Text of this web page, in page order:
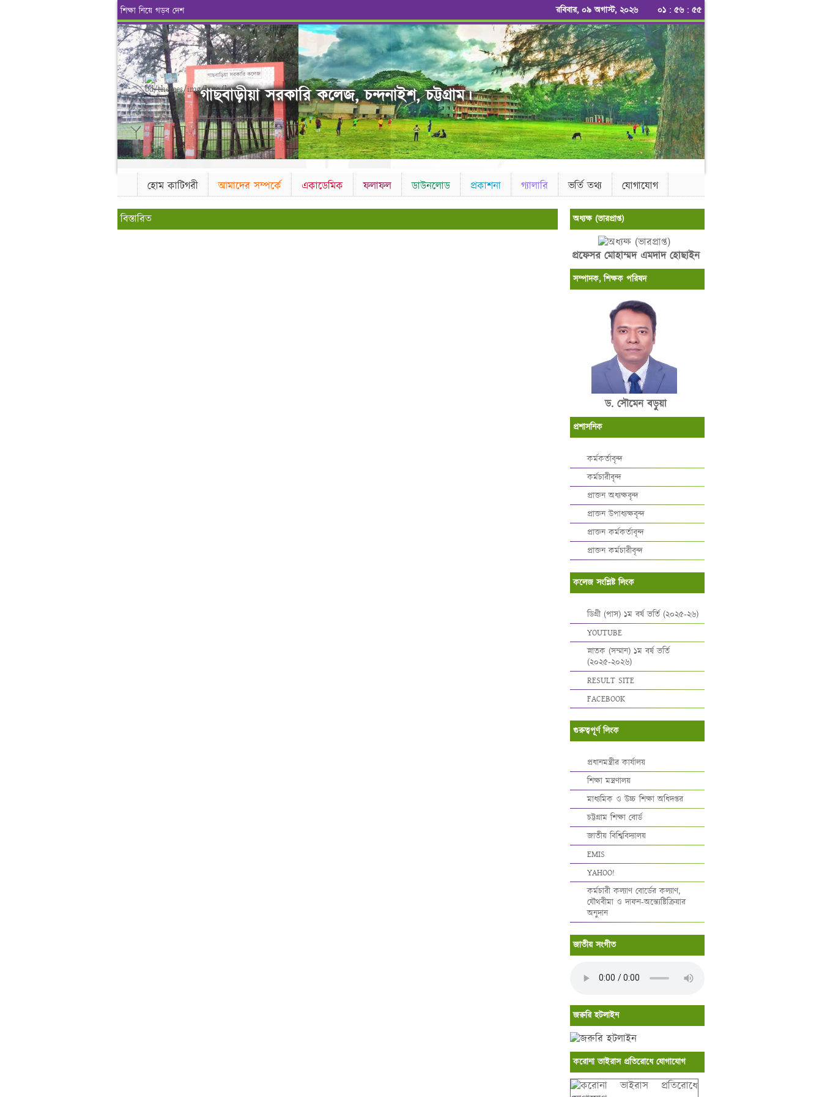
শিক্ষা নিয়ে গড়ব দেশ রবিবার, ০৯ অগাস্ট, ২০২৬ ০১ : ৫৬ : ৫৫
গাছবাড়ীয়া সরকারি কলেজ, চন্দনাইশ, চট্টগ্রাম।
হোম কাটিগরী আমাদের সম্পর্কে একাডেমিক ফলাফল ডাউনলোড প্রকাশনা গ্যালারি ভর্তি তথ্য যোগাযোগ
বিস্তারিত অধ্যক্ষ (ভারপ্রাপ্ত)
প্রফেসর মোহাম্মদ এমদাদ হোছাইন
সম্পাদক, শিক্ষক পরিষদ
ড. সৌমেন বড়ুয়া
প্রশাসনিক
কর্মকর্তাবৃন্দ
কর্মচারীবৃন্দ
প্রাক্তন অধ্যক্ষবৃন্দ
প্রাক্তন উপাধ্যক্ষবৃন্দ
প্রাক্তন কর্মকর্তাবৃন্দ
প্রাক্তন কর্মচারীবৃন্দ
কলেজ সংশ্লিষ্ট লিংক
ডিগ্রী (পাস) ১ম বর্ষ ভর্তি (২০২৫-২৬)
YOUTUBE
স্নাতক (সম্মান) ১ম বর্ষ ভর্তি
(২০২৫-২০২৬)
RESULT SITE
FACEBOOK
গুরুত্বপূর্ণ লিংক
প্রধানমন্ত্রীর কার্যালয়
শিক্ষা মন্ত্রণালয়
মাধ্যমিক ও উচ্চ শিক্ষা অধিদপ্তর
চট্টগ্রাম শিক্ষা বোর্ড
জাতীয় বিশ্বিবিদ্যালয়
EMIS
YAHOO!
কর্মচারী কল্যাণ বোর্ডের কল্যাণ,
যৌথবীমা ও দাফন-অন্ত্যেষ্টিক্রিয়ার
অনুদান
জাতীয় সংগীত
জরুরি হটলাইন
করোনা ভাইরাস প্রতিরোধে যোগাযোগ